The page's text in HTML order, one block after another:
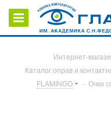
Интернет-
Каталог оправ и
FLAMINGO
- Очки